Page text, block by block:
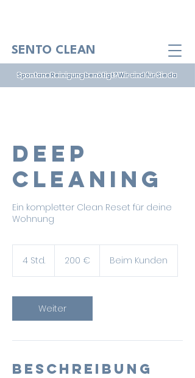
Spontane Reinigung benötigt? Wir sind für Sie da
SENTO CLEAN
Deep
Cleaning
Ein kompletter Clean Reset für deine
Wohnung
4 Std.
d
.
200 € Beim Kunden
Weiter
Beschreibung